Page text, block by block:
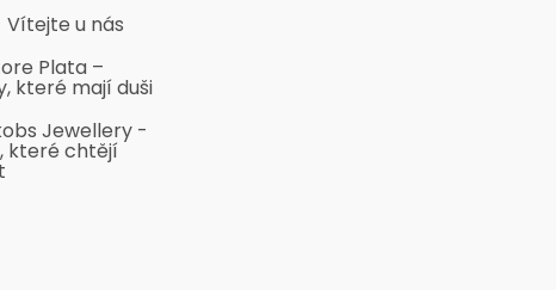
Vítejte u nás
Plata –
které mají duši
Jewellery -
které chtějí